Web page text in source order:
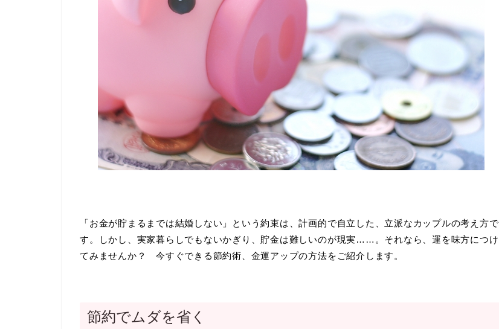
「お金が貯まるまでは結婚しない」という約束は、計画的で自立した、立派なカップルの考え方で
す。しかし、実家暮らしでもないかぎり、貯金は難しいのが現実……。それなら、運を味方につけ
てみませんか？ 今すぐできる節約術、金運アップの方法をご紹介します。
節約でムダを省く